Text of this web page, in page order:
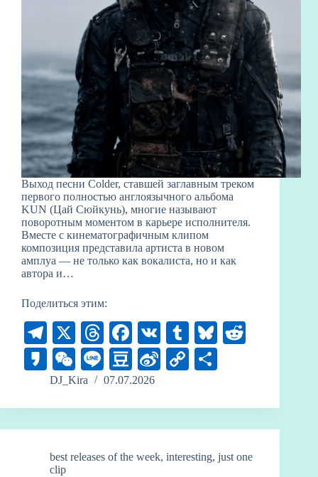
Выход песни Colder, ставшей заглавным треком
первого полностью англоязычного альбома
KUN (Цай Сюйкунь), многие называют
поворотным моментом в карьере исполнителя.
Вместе с кинематографичным клипом
композиция представила артиста в новом
амплуа — не только как вокалиста, но и как
автора и…
Поделиться этим:
Te
le
gr
m
X
T
hr
ea
Fa
ce
bo
V
K
T
u
m
r
Bl
K
ak
ao
W
e
C
ha
t
Li
ne
D
ou
ba
n
Si
W
ei
bo
C
y
Li
nk
ра
ви
ть
DJ_Kira 07.07.2026
best releases of the week, interesting, just one
clip